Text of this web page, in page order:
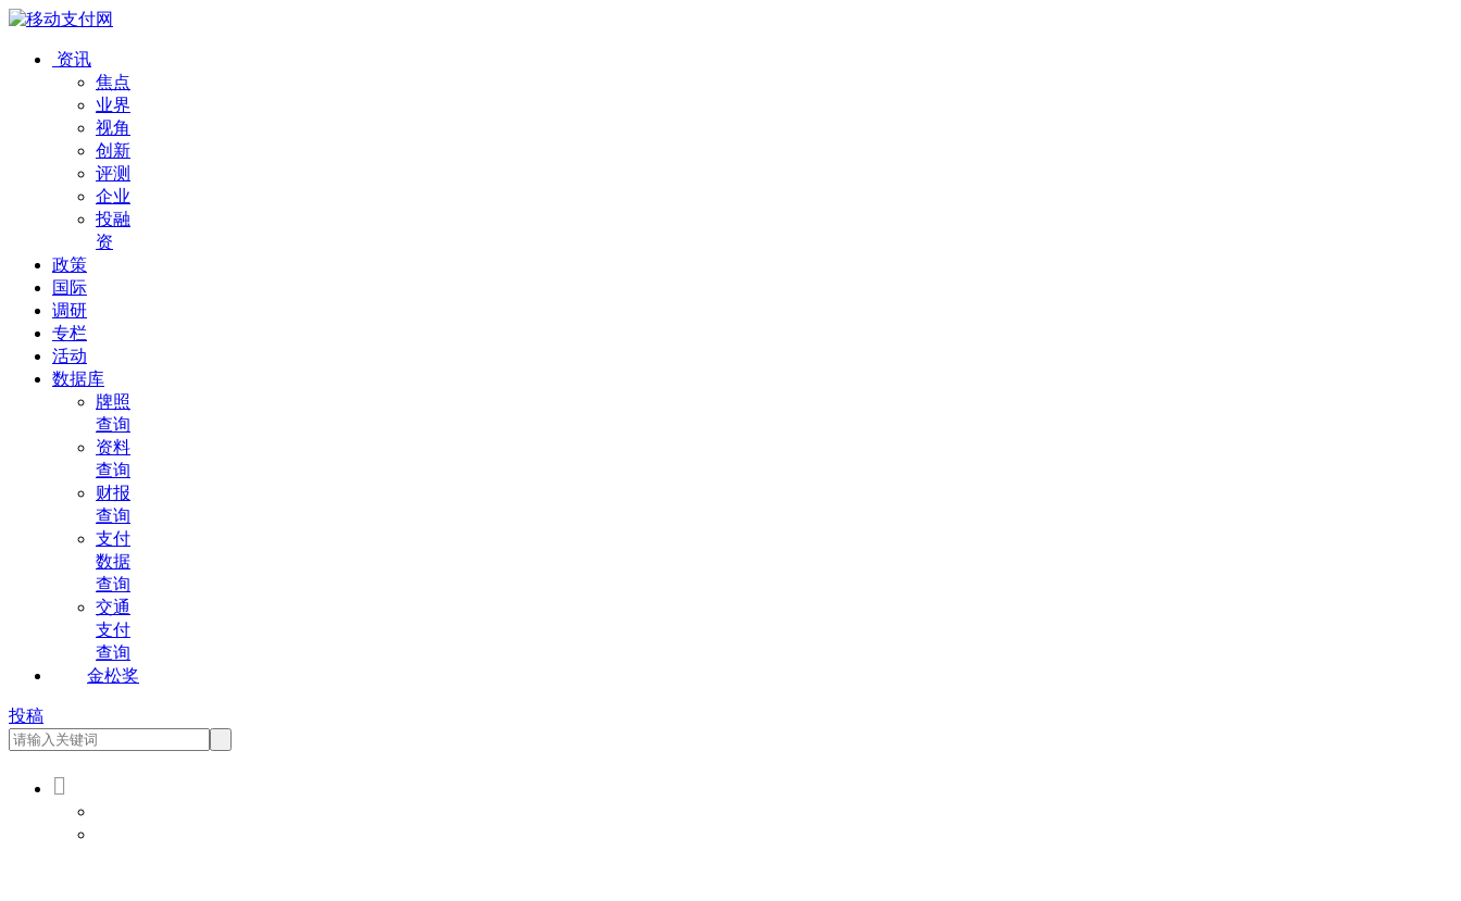
资讯
焦点
业界
视角
创新
评测
企业
投融
资
政策
国际
调研
专栏
活动
数据库
牌照
查询
资料
查询
财报
查询
支付
数据
查询
交通
支付
查询
金松奖
投稿
